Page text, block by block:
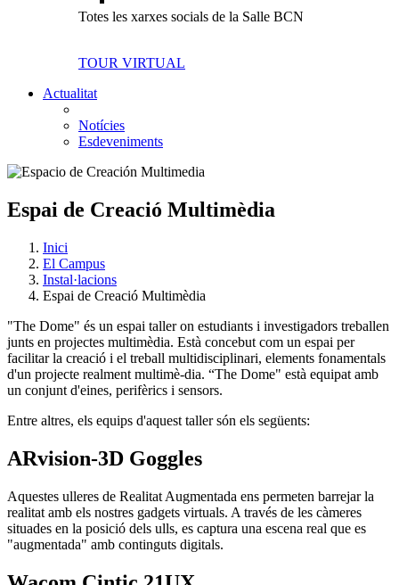
Totes les xarxes socials de la Salle BCN
TOUR VIRTUAL
Actualitat
Notícies
Esdeveniments
Espai de Creació Multimèdia
Inici
El Campus
Instal·lacions
Espai de Creació Multimèdia
"The Dome" és un espai taller on estudiants i investigadors treballen
junts en projectes multimèdia. Està concebut com un espai per
facilitar la creació i el treball multidisciplinari, elements fonamentals
d'un projecte realment multimè-dia. “The Dome" està equipat amb
un conjunt d'eines, perifèrics i sensors.
Entre altres, els equips d'aquest taller són els següents:
ARvision-3D Goggles
Aquestes ulleres de Realitat Augmentada ens permeten barrejar la
realitat amb els nostres gadgets virtuals. A través de les càmeres
situades en la posició dels ulls, es captura una escena real que es
"augmentada" amb continguts digitals.